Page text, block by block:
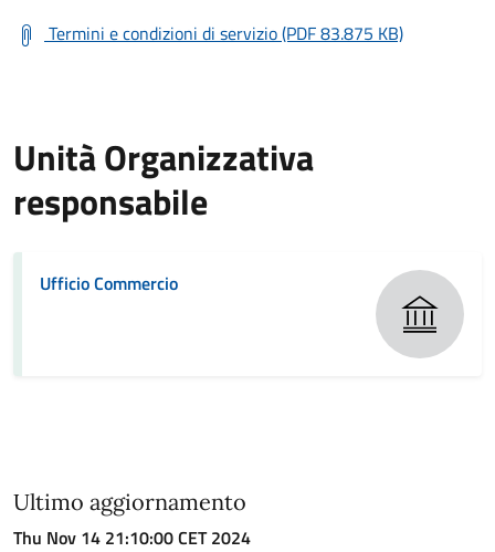
Termini e condizioni di servizio (PDF 83.875 KB)
Unità Organizzativa
responsabile
Ufficio Commercio
Ultimo aggiornamento
Thu Nov 14 21:10:00 CET 2024